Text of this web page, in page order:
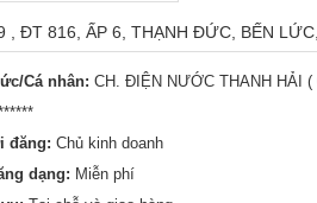
, ĐT 816, ẤP 6, THẠNH ĐỨC, BẾN
Cá nhân: CH. ĐIỆN NƯỚC THANH HẢI (
đăng: Chủ kinh doanh
dạng: Miễn phí